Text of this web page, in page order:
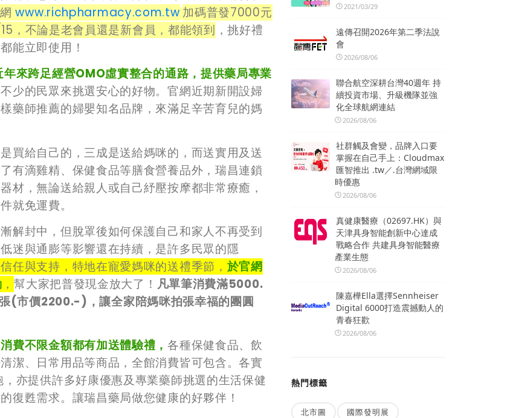
網www.richpharmacy.com.tw 加碼普發7000元
，不論是老會員還是新會員，都能領到 ，挑好禮
能立即使用！
來跨足經營OMO虛實整合的通路，提供藥局專業
少的民眾來挑選安心的好物。官網近期新開設婦
藥師推薦的婦嬰知名品牌，來滿足辛苦育兒的媽
給自己的，三成是送給媽咪的，而送實用及送
有滴雞精、保健食品等膳食營養品外，瑞昌連鎖
材，無論送給親人或自己紓壓按摩都非常療癒，
就免運費。
漸解封中，但脫罩後如何保護自己和家人不再受到
迷與通膨等影響還在持續，是許多民眾的隱
任與支持，特地在寵愛媽咪的送禮季節， 於官網
，幫大家把普發現金放大了！ 凡單筆消費滿5000.
(市價2200.-)，讓全家陪媽咪拍張幸福的團圓
費不限金額都有加送體驗禮，各種保健食品、飲
潔、日常用品等商品，全館消費皆可包含。各實
亦提供許多好康優惠及專業藥師挑選的生活保健
復甦需求。讓瑞昌藥局做您健康的好夥伴！
2021/03/29
遠傳召開2026年第二季法說
會
2026/08/06
聯合航空深耕台灣40週年 持
續投資市場、升級機隊並強
化全球航網連結
2026/08/06
社群觸及會變，品牌入口要
掌握在自己手上：Cloudmax
匯智推出 .tw／.台灣網域限
時優惠
2026/08/06
真健康醫療（02697.HK）與
天津具身智能創新中心達成
戰略合作 共建具身智能醫療
產業生態
2026/08/06
陳嘉樺Ella選擇Sennheiser
Digital 6000打造震撼動人的
青春狂歡
2026/08/06
熱門標籤
北市圖 國際發明展